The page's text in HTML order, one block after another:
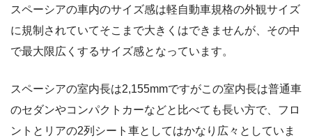
スペーシアの車内のサイズ感は軽自動車規格の外観サイズ
に規制されていてそこまで大きくはできませんが、その中
で最大限広くするサイズ感となっています。
スペーシアの室内長は2,155mmですがこの室内長は普通車
のセダンやコンパクトカーなどと比べても長い方で、フロ
ントとリアの2列シート車としてはかなり広々としていま